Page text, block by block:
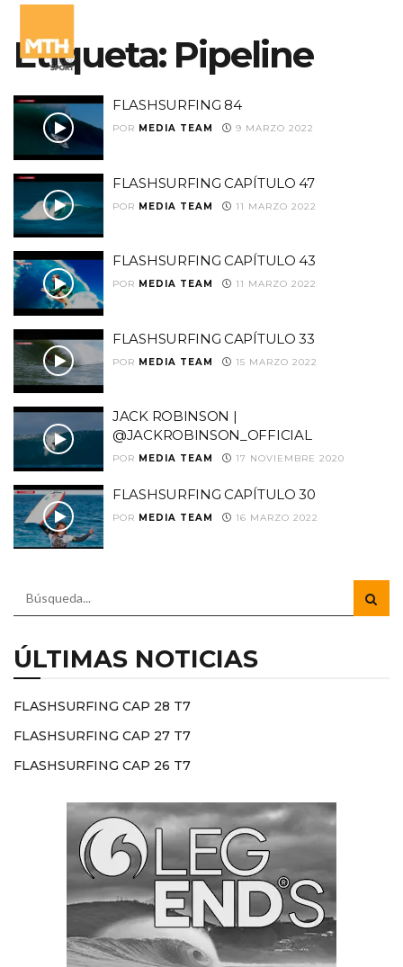
Etiqueta: Pipeline
FLASHSURFING 84
POR MEDIA TEAM 9 MARZO 2022
FLASHSURFING CAPÍTULO 47
POR MEDIA TEAM 11 MARZO 2022
FLASHSURFING CAPÍTULO 43
POR MEDIA TEAM 11 MARZO 2022
FLASHSURFING CAPÍTULO 33
POR MEDIA TEAM 15 MARZO 2022
JACK ROBINSON |
@JACKROBINSON_OFFICIAL
POR MEDIA TEAM 17 NOVIEMBRE 2020
FLASHSURFING CAPÍTULO 30
POR MEDIA TEAM 16 MARZO 2022
ÚLTIMAS NOTICIAS
FLASHSURFING CAP 28 T7
FLASHSURFING CAP 27 T7
FLASHSURFING CAP 26 T7